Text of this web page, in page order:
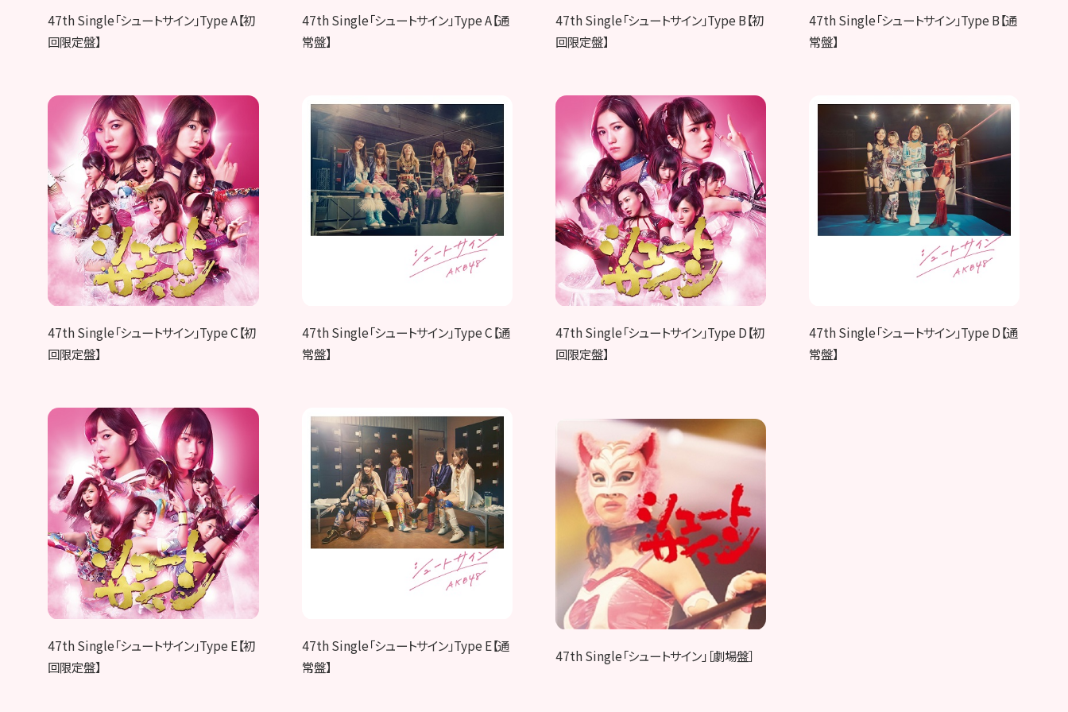
47th Single「シュートサイン」Type A【初
回限定盤】
47th Single「シュートサイン」Type A【通
常盤】
47th Single「シュートサイン」Type B【初
回限定盤】
47th Single「シュートサイン」Type B【通
常盤】
47th Single「シュートサイン」Type C【初
回限定盤】
47th Single「シュートサイン」Type C【通
常盤】
47th Single「シュートサイン」Type D【初
回限定盤】
47th Single「シュートサイン」Type D【通
常盤】
47th Single「シュートサイン」Type E【初
回限定盤】
47th Single「シュートサイン」Type E【通
常盤】
47th Single「シュートサイン」［劇場盤］